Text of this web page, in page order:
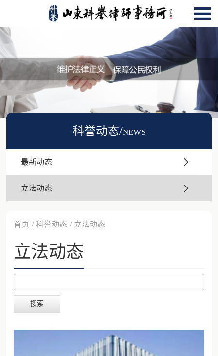
科誉动态/news
最新动态
立法动态
首页 / 科誉动态 / 立法动态
立法动态
搜索